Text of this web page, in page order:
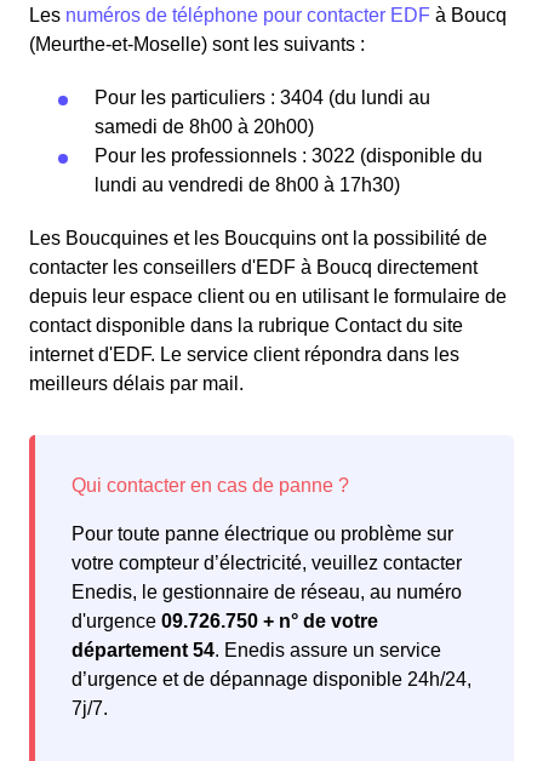
Les numéros de téléphone pour contacter EDF à Boucq
(Meurthe-et-Moselle) sont les suivants :
Pour les particuliers : 3404 (du lundi au
samedi de 8h00 à 20h00)
Pour les professionnels : 3022 (disponible du
lundi au vendredi de 8h00 à 17h30)
Les Boucquines et les Boucquins ont la possibilité de
contacter les conseillers d'EDF à Boucq directement
depuis leur espace client ou en utilisant le formulaire de
contact disponible dans la rubrique Contact du site
internet d'EDF. Le service client répondra dans les
meilleurs délais par mail.
Pour toute panne électrique ou problème sur
votre compteur d’électricité, veuillez contacter
Enedis, le gestionnaire de réseau, au numéro
d'urgence 09.726.750 + n° de votre
département 54. Enedis assure un service
d’urgence et de dépannage disponible 24h/24,
7j/7.